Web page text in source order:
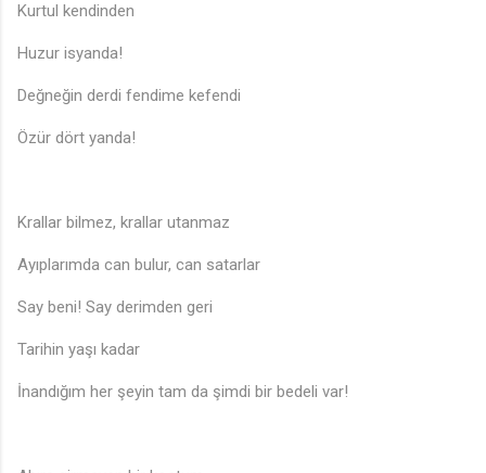
Kurtul kendinden
Huzur isyanda!
Değneğin derdi fendime kefendi
Özür dört yanda!
Krallar bilmez, krallar utanmaz
Ayıplarımda can bulur, can satarlar
Say beni! Say derimden geri
Tarihin yaşı kadar
İnandığım her şeyin tam da şimdi bir bedeli var!